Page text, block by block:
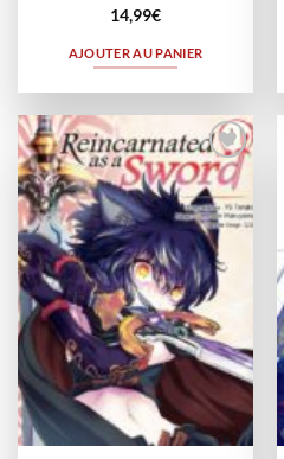
14,99€
AJOUTER AU PANIER
Ajouter
à la
wishlist